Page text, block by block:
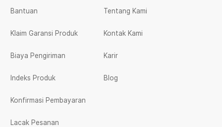
Bantuan
Klaim Garansi Produk
Biaya Pengiriman
Indeks Produk
Konfirmasi Pembayaran
Lacak Pesanan
Tentang Kami
Kontak Kami
Karir
Blog